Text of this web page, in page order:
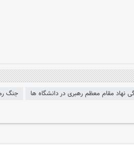
نهاد مقام معظم رهبری در دانشگاه ها
جنگ